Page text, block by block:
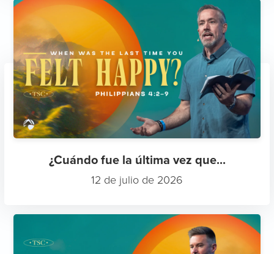
¿Cuándo fue la última vez que...
12 de julio de 2026